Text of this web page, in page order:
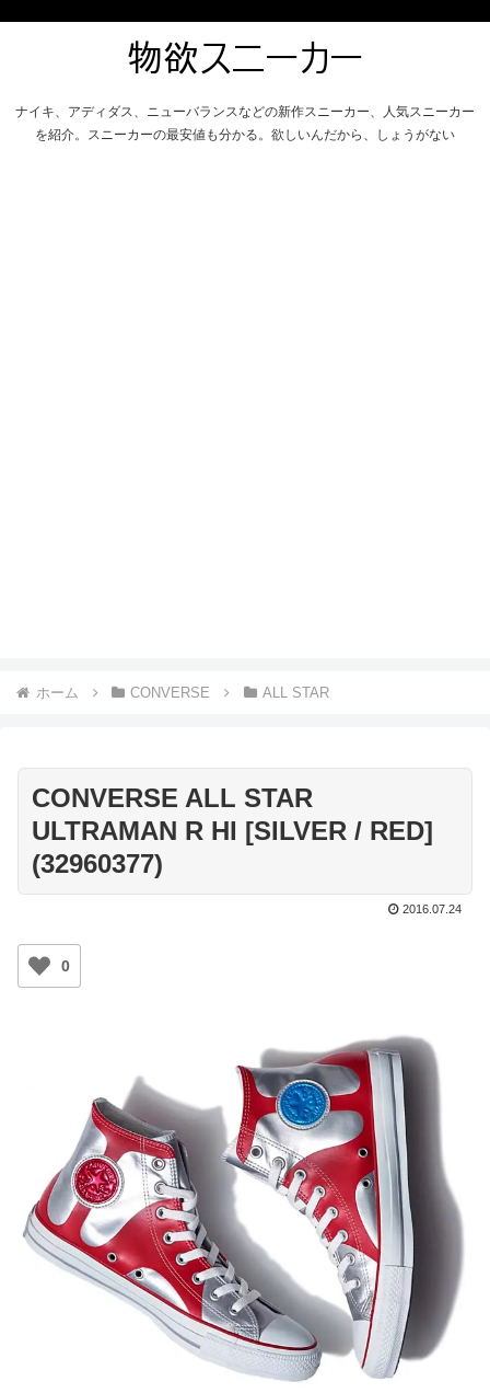
ナイキ、アディダス、ニューバランスなどの新作スニーカー、人気スニーカー
を紹介。スニーカーの最安値も分かる。欲しいんだから、しょうがない
ホーム CONVERSE ALL STAR
CONVERSE ALL STAR
ULTRAMAN R HI [SILVER / RED]
(32960377)
2016.07.24
0